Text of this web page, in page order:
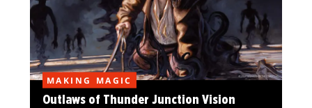
MAKING MAGIC
Outlaws of Thunder Junction Vision